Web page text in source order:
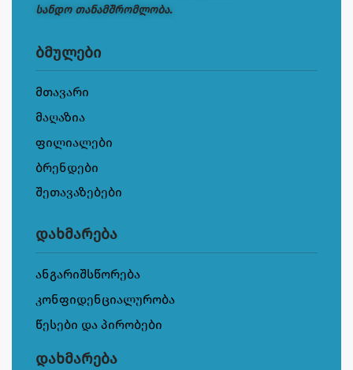
სანდო თანამშრომლობა.
ბმულები
მთავარი
მაღაზია
ფილიალები
ბრენდები
შეთავაზებები
დახმარება
ანგარიშსწორება
კონფიდენციალურობა
წესები და პირობები
დახმარება